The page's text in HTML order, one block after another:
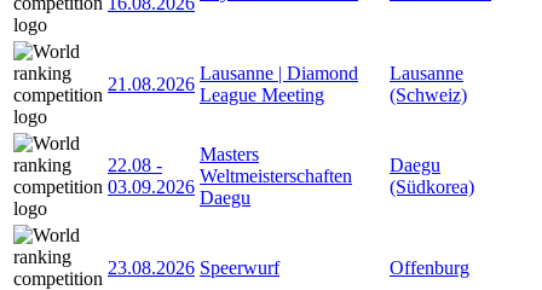
21.08.2026
Lausanne | Diamond
League Meeting
Lausanne
(Schweiz)
22.08 -
03.09.2026
Masters
Weltmeisterschaften
Daegu
Daegu
(Südkorea)
23.08.2026 Speerwurf Offenburg